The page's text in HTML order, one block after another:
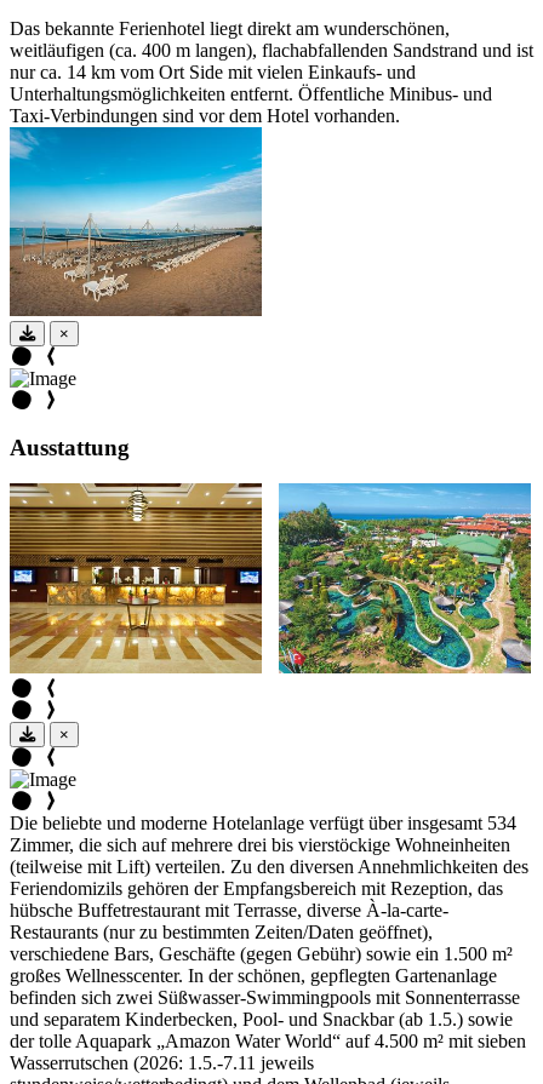
Das bekannte Ferienhotel liegt direkt am wunderschönen,
weitläufigen (ca. 400 m langen), flachabfallenden Sandstrand und ist
nur ca. 14 km vom Ort Side mit vielen Einkaufs- und
Unterhaltungsmöglichkeiten entfernt. Öffentliche Minibus- und
Taxi-Verbindungen sind vor dem Hotel vorhanden.
×
Ausstattung
×
Die beliebte und moderne Hotelanlage verfügt über insgesamt 534
Zimmer, die sich auf mehrere drei bis vierstöckige Wohneinheiten
(teilweise mit Lift) verteilen. Zu den diversen Annehmlichkeiten des
Feriendomizils gehören der Empfangsbereich mit Rezeption, das
hübsche Buffetrestaurant mit Terrasse, diverse À-la-carte-
Restaurants (nur zu bestimmten Zeiten/Daten geöffnet),
verschiedene Bars, Geschäfte (gegen Gebühr) sowie ein 1.500 m²
großes Wellnesscenter. In der schönen, gepflegten Gartenanlage
befinden sich zwei Süßwasser-Swimmingpools mit Sonnenterrasse
und separatem Kinderbecken, Pool- und Snackbar (ab 1.5.) sowie
der tolle Aquapark „Amazon Water World“ auf 4.500 m² mit sieben
Wasserrutschen (2026: 1.5.-7.11 jeweils